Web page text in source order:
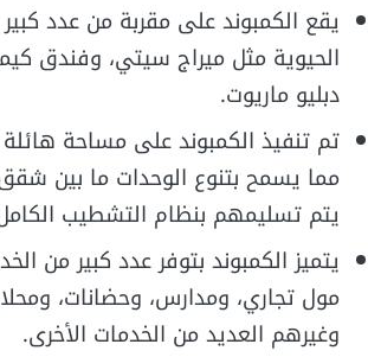
يقع الكمبوند على مقربة من عدد
الحيوية مثل ميراج سيتي، وفندق
دبليو ماريوت.
مما يسمح بتنوع الوحدات ما بين
يتم تسليمهم بنظام التشطيب
يتميز الكمبوند بتوفر عدد كبير من
مول تجاري، ومدارس، وحضانات،
وغيرهم العديد من الخدمات الأخرى.